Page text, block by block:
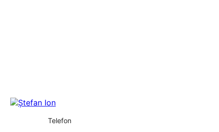
Telefon